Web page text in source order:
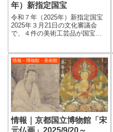
年）新指定国宝
令和７年（2025年）新指定国宝
2025年３月21日の文化審議会
で、４件の美術工芸品が国宝
表されました。 実際に国宝や
重要文化財に指定されるのは、
官報告示のタイミングなので、
まだ数か...
情報－博物館・美術館
情報｜京都国立博物館「宋
元仏画」2025/9/20～